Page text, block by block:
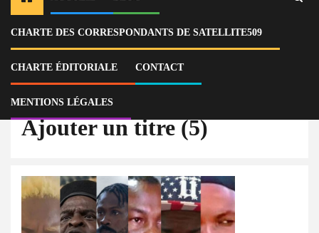
CHARTE DES CORRESPONDANTS DE SATELLITE509
CHARTE ÉDITORIALE CONTACT
MENTIONS LÉGALES
Home
Actu
Haïti : l’ONU rappelle les sanctions contre Victor Prophane et six autres
chefs de gangs armés
Ajouter un titre (5)